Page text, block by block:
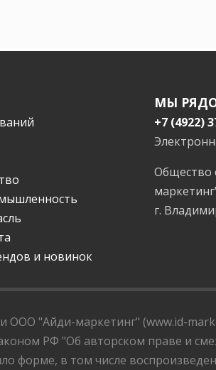
и новинок
МЫ
+7 (4922)
Общество
г.
"Айди-маркетинг" (www.id-
РФ "Об авторском праве и
форме, в том числе